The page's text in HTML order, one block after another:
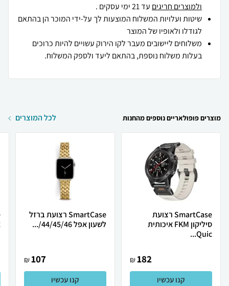
ולמוצרים חריגים עד 21 ימי עסקים .
שיטות ועלויות המשלוח המוצעות לך על-ידי המוכר הן בהתאם
לגודלו ולאופיו של המוצר
משלוחים ליישובים מעבר לקו הירוק עשויים להיות כרוכים
בעלות משלוח נוספת, בהתאם ליעד ולספק המשלוח.
מוצרים פופולאריים נוספים מהחנות לכל המוצרים
SmartCase רצועת
סיליקון FKM איכותית
Quic...
182
₪
קנו עכשיו
SmartCase רצועת ברזל
לשעון אפל 44/45/46/...
107
₪
קנו עכשיו